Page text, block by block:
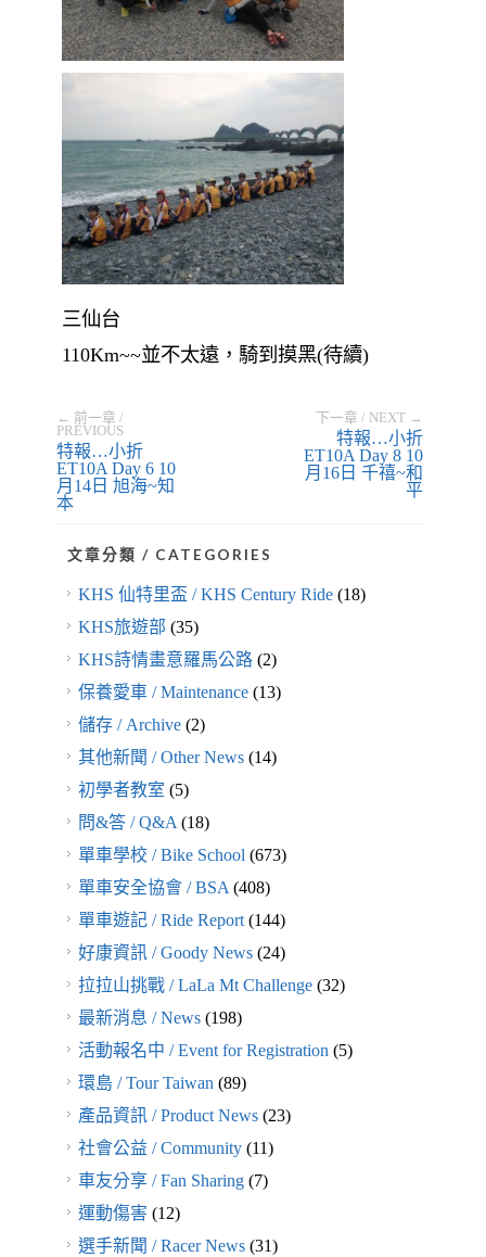
三仙台
110Km~~並不太遠，騎到摸黑(待續)
← 前一章 /
PREVIOUS
特報…小折
ET10A Day 6 10
月14日 旭海~知
本
下一章 / NEXT →
特報…小折
ET10A Day 8 10
月16日 千禧~和
平
文章分類 / CATEGORIES
KHS 仙特里盃 / KHS Century Ride(18)
KHS旅遊部 (35)
KHS詩情畫意羅馬公路(2)
保養愛車 / Maintenance(13)
儲存 / Archive(2)
其他新聞 / Other News(14)
初學者教室 (5)
問&答 / Q&A(18)
單車學校 / Bike School(673)
單車安全協會 / BSA(408)
單車遊記 / Ride Report(144)
好康資訊 / Goody News(24)
拉拉山挑戰 / LaLa Mt Challenge(32)
最新消息 / News(198)
活動報名中 / Event for Registration(5)
環島 / Tour Taiwan(89)
產品資訊 / Product News(23)
社會公益 / Community(11)
車友分享 / Fan Sharing(7)
運動傷害(12)
選手新聞 / Racer News(31)